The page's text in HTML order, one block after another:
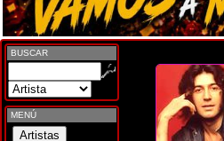
BUSCAR
MENÚ